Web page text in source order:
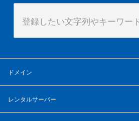
ドメイン
レンタルサーバー